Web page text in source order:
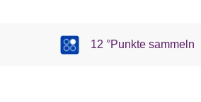
12 °Punkte sammeln